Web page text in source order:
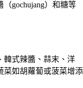
gochujang）和糖等
韓式辣醬、蒜末、洋
菜如胡蘿蔔或菠菜增添